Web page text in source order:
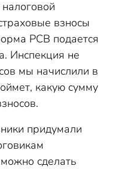
взносы
РСВ подается
Инспекция не
мы начислили в
какую сумму
придумали
сделать